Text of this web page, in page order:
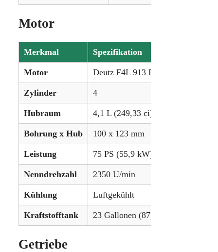
Motor
Merkmal Spezifikation
Motor Deutz F4L 913 Diesel
Zylinder 4
Hubraum 4,1 L (249,33 ci)
Bohrung x Hub 100 x 123 mm
Leistung 75 PS (55,9 kW)
Nenndrehzahl 2350 U/min
Kühlung Luftgekühlt
Kraftstofftank 23 Gallonen (87,1 L) (ROPS) /
Getriebe